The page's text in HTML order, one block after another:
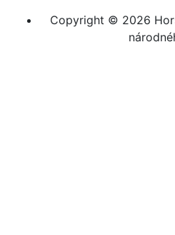
Copyright © 2026